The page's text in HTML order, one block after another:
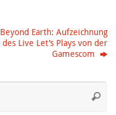
Beyond Earth: Aufzeichnung
des Live Let’s Plays von der
Gamescom